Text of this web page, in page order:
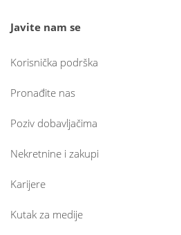
Javite nam se
Korisnička podrška
Pronađite nas
Poziv dobavljačima
Nekretnine i zakupi
Karijere
Kutak za medije